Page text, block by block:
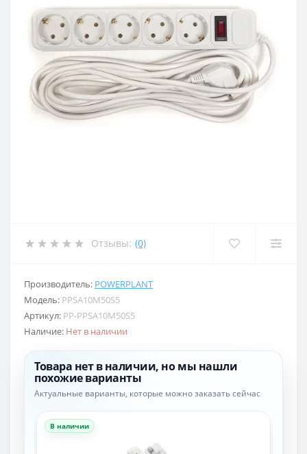
Отзывы: (0)
Производитель: POWERPLANT
Модель: PPSA10M50S5
Артикул: PP-PPSA10M50S5
Наличие: Нет в наличии
Товара нет в наличии, но мы нашли
похожие варианты
Актуальные варианты, которые можно заказать сейчас
В наличии